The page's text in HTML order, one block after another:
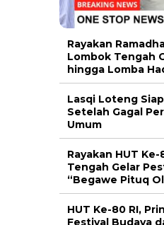
Rayakan
Lombok Tengah
hingga Lomba
Lasqi Loteng
Setelah Gagal
Umum
Rayakan HUT
Tengah Gelar
“Begawe Pituq
HUT Ke-80 RI,
Festival Budaya